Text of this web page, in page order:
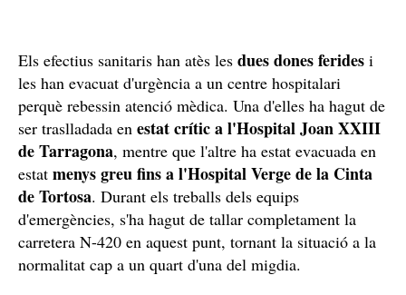
Els efectius sanitaris han atès les dues dones ferides i
les han evacuat d'urgència a un centre hospitalari
perquè rebessin atenció mèdica. Una d'elles ha hagut de
ser traslladada en estat crític a l'Hospital Joan XXIII
de Tarragona, mentre que l'altre ha estat evacuada en
estat menys greu fins a l'Hospital Verge de la Cinta
de Tortosa. Durant els treballs dels equips
d'emergències, s'ha hagut de tallar completament la
carretera N-420 en aquest punt, tornant la situació a la
normalitat cap a un quart d'una del migdia.